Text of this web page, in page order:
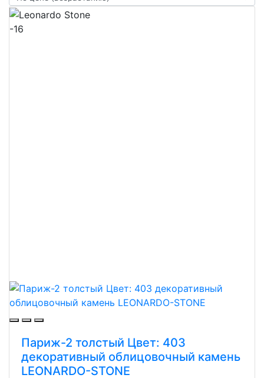
-16
Париж-2 толстый Цвет: 403
декоративный облицовочный камень
LEONARDO-STONE